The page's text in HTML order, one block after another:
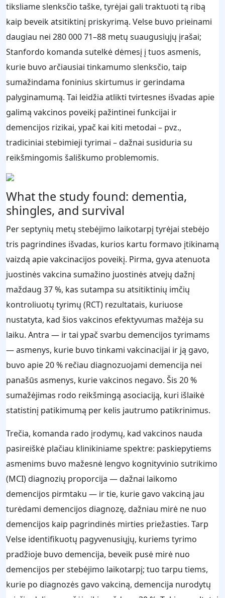
tiksliame slenksčio taške, tyrėjai gali traktuoti tą ribą
kaip beveik atsitiktinį priskyrimą. Velse buvo prieinami
daugiau nei 280 000 71–88 metų suaugusiųjų įrašai;
Stanfordo komanda sutelkė dėmesį į tuos asmenis,
kurie buvo arčiausiai tinkamumo slenksčio, taip
sumažindama foninius skirtumus ir gerindama
palyginamumą. Tai leidžia atlikti tvirtesnes išvadas apie
galimą vakcinos poveikį pažintinei funkcijai ir
demencijos rizikai, ypač kai kiti metodai – pvz.,
tradiciniai stebimieji tyrimai – dažnai susiduria su
reikšmingomis šališkumo problemomis.
What the study found: dementia,
shingles, and survival
Per septynių metų stebėjimo laikotarpį tyrėjai stebėjo
tris pagrindines išvadas, kurios kartu formavo įtikinamą
vaizdą apie vakcinacijos poveikį. Pirma, gyva atenuota
juostinės vakcina sumažino juostinės atvejų dažnį
maždaug 37 %, kas sutampa su atsitiktinių imčių
kontroliuotų tyrimų (RCT) rezultatais, kuriuose
nustatyta, kad šios vakcinos efektyvumas mažėja su
laiku. Antra — ir tai ypač svarbu demencijos tyrimams
— asmenys, kurie buvo tinkami vakcinacijai ir ją gavo,
buvo apie 20 % rečiau diagnozuojami demencija nei
panašūs asmenys, kurie vakcinos negavo. Šis 20 %
sumažėjimas rodo reikšmingą asociaciją, kuri išlaikė
statistinį patikimumą per kelis jautrumo patikrinimus.
Trečia, komanda rado įrodymų, kad vakcinos nauda
pasireiškė plačiau klinikiniame spektre: paskiepytiems
asmenims buvo mažesnė lengvo kognityvinio sutrikimo
(MCI) diagnozių proporcija — dažnai laikomo
demencijos pirmtaku — ir tie, kurie gavo vakciną jau
turėdami demencijos diagnozę, dažniau mirė ne nuo
demencijos kaip pagrindinės mirties priežasties. Tarp
Velse identifikuotų pagyvenusiųjų, kuriems tyrimo
pradžioje buvo demencija, beveik pusė mirė nuo
demencijos per stebėjimo laikotarpį; tuo tarpu tiems,
kurie po diagnozės gavo vakciną, demencija nurodytų